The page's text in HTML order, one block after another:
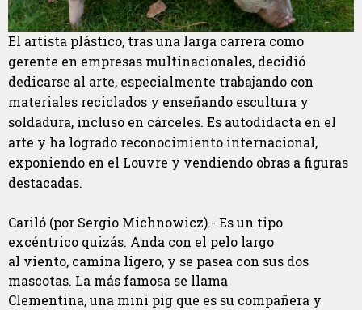
El artista plástico, tras una larga carrera como
gerente en empresas multinacionales, decidió
dedicarse al arte, especialmente trabajando con
materiales reciclados y enseñando escultura y
soldadura, incluso en cárceles. Es autodidacta en el
arte y ha logrado reconocimiento internacional,
exponiendo en el Louvre y vendiendo obras a figuras
destacadas.
Cariló (por Sergio Michnowicz).- Es un tipo
excéntrico quizás. Anda con el pelo largo
al viento, camina ligero, y se pasea con sus dos
mascotas. La más famosa se llama
Clementina, una mini pig que es su compañera y